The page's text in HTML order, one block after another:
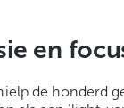
en
de honderd